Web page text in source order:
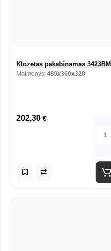
Klozetas pakabinamas 3423BM
Matmenys: 490x360x320
202,30 €